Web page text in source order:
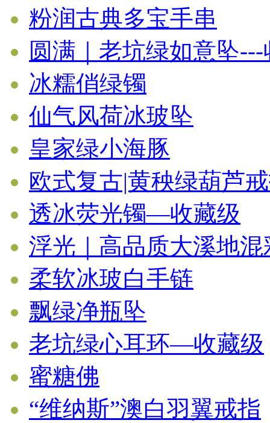
粉润古典多宝手串
圆满｜老坑绿如意坠
冰糯俏绿镯
仙气风荷冰玻坠
皇家绿小海豚
欧式复古|黄秧绿葫芦
透冰荧光镯—收藏级
浮光｜高品质大溪地混
柔软冰玻白手链
飘绿净瓶坠
老坑绿心耳环—收藏级
蜜糖佛
“维纳斯”澳白羽翼戒指